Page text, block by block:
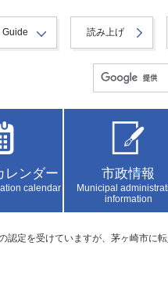
Guide 読み上げ
レンダー
calendar
市政情報
Municipal
information
認定を受けていますが、茅ヶ崎市に